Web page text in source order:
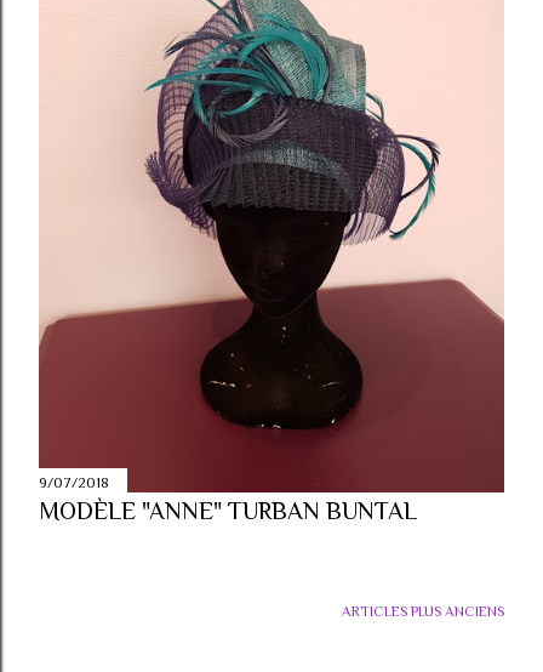
9/07/2018
MODÈLE "ANNE" TURBAN BUNTAL
ARTICLES PLUS ANCIENS